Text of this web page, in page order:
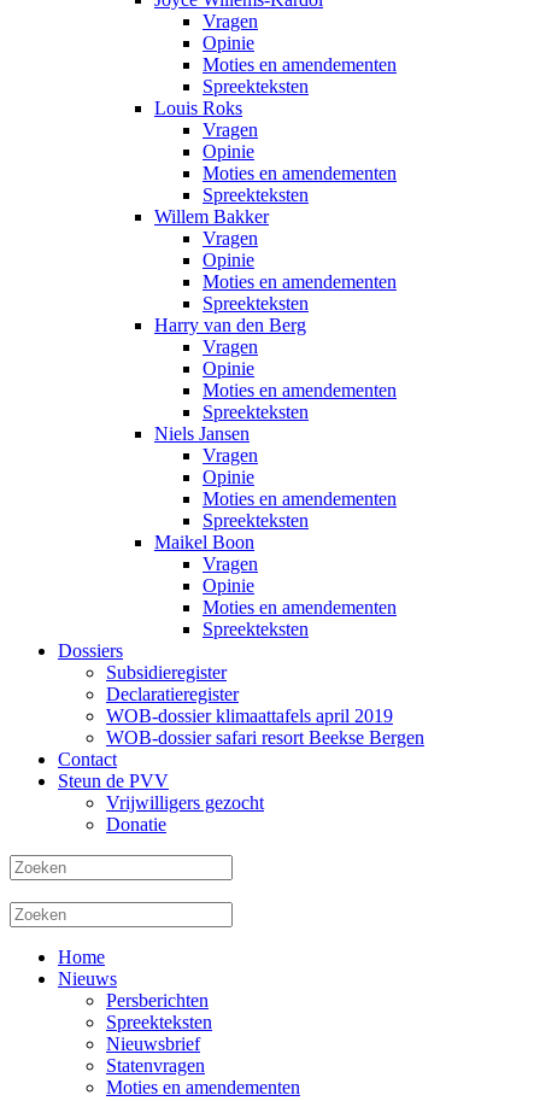
Vragen
Opinie
Moties en amendementen
Spreekteksten
Louis Roks
Vragen
Opinie
Moties en amendementen
Spreekteksten
Willem Bakker
Vragen
Opinie
Moties en amendementen
Spreekteksten
Harry van den Berg
Vragen
Opinie
Moties en amendementen
Spreekteksten
Niels Jansen
Vragen
Opinie
Moties en amendementen
Spreekteksten
Maikel Boon
Vragen
Opinie
Moties en amendementen
Spreekteksten
Dossiers
Subsidieregister
Declaratieregister
WOB-dossier klimaattafels april 2019
WOB-dossier safari resort Beekse Bergen
Contact
Steun de PVV
Vrijwilligers gezocht
Donatie
Home
Nieuws
Persberichten
Spreekteksten
Nieuwsbrief
Statenvragen
Moties en amendementen